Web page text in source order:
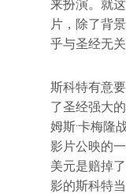
来扮演。就
片，除了背
乎与圣经无关
斯科特有意
了圣经强大
姆斯·卡梅隆
影片公映的
美元是赔掉
影的斯科特